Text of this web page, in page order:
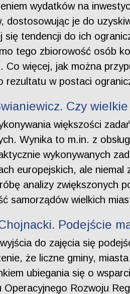
wydatków na
dostosowując je do
się tendencji do ich
tego zbiorowość osób
Co więcej, jak można
rezultatu w postaci
Czy
większości
Wynika to m.in. z
wykonywanych
europejskich, ale niemal
analizy zwiększonych
samorządów wielkich
Podejście
do zajęcia się
że liczne gminy,
ubiegania się o
Operacyjnego Rozwoju